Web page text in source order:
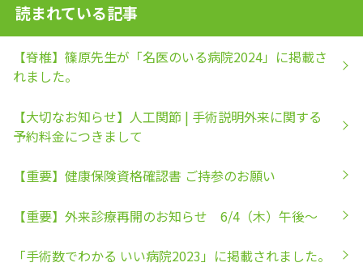
読まれている記事
【脊椎】篠原先生が「名医のいる病院2024」に掲載さ
れました。
【大切なお知らせ】人工関節 | 手術説明外来に関する
予約料金につきまして
【重要】健康保険資格確認書 ご持参のお願い
【重要】外来診療再開のお知らせ 6/4（木）午後～
「手術数でわかる いい病院2023」に掲載されました。